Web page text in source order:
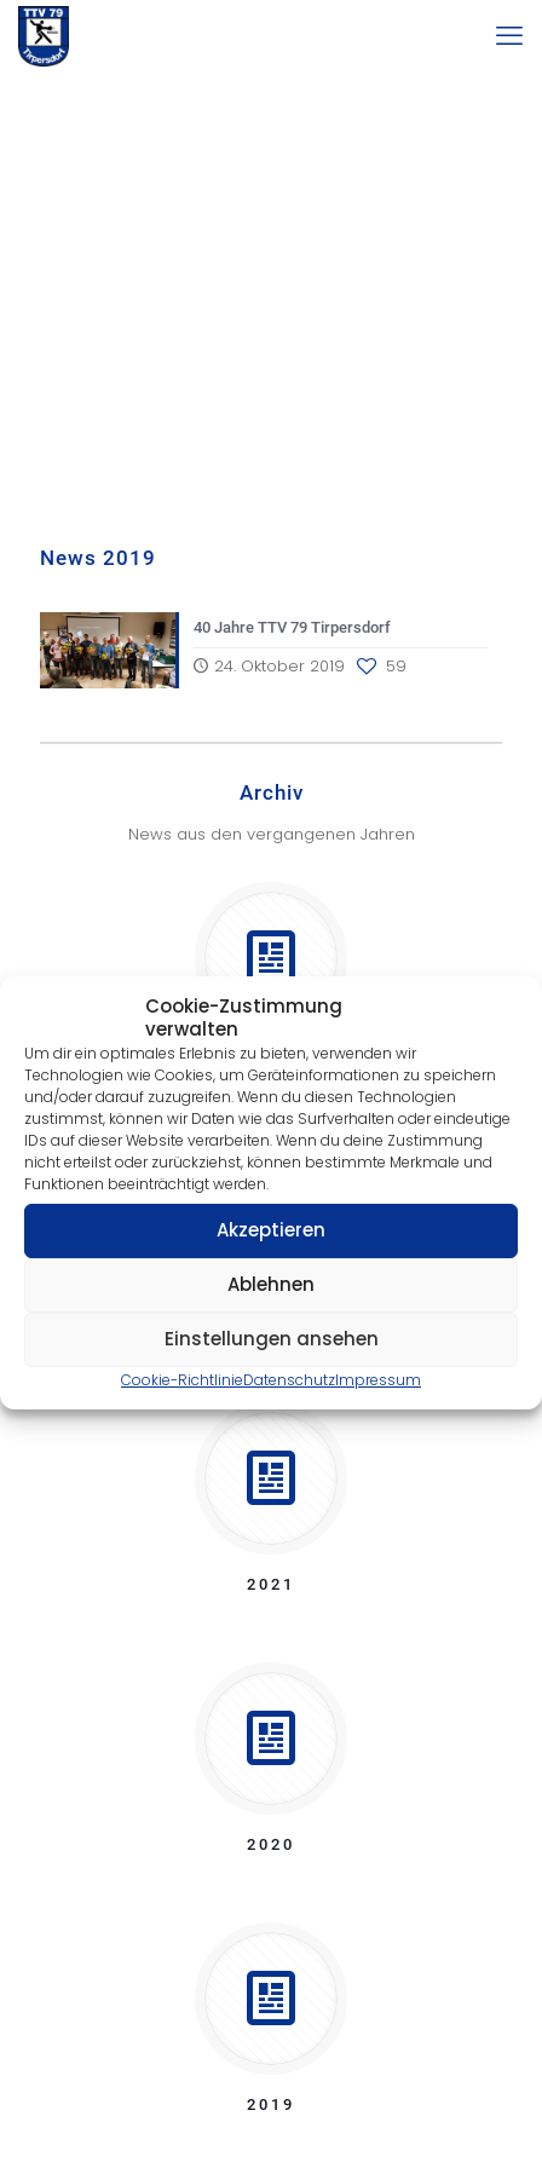
Cookie-Zustimmung
verwalten
Um dir ein optimales Erlebnis zu bieten, verwenden wir
Technologien wie Cookies, um Geräteinformationen zu speichern
und/oder darauf zuzugreifen. Wenn du diesen Technologien
zustimmst, können wir Daten wie das Surfverhalten oder eindeutige
IDs auf dieser Website verarbeiten. Wenn du deine Zustimmung
nicht erteilst oder zurückziehst, können bestimmte Merkmale und
Funktionen beeinträchtigt werden.
Akzeptieren
Ablehnen
Einstellungen ansehen
Cookie-RichtlinieDatenschutzImpressum
News 2019
40 Jahre TTV 79 Tirpersdorf
24. Oktober 2019 59
Archiv
News aus den vergangenen Jahren
2023
2021
2020
2019